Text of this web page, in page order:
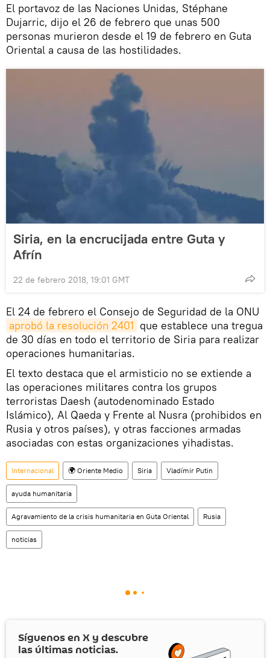
El portavoz de las Naciones Unidas, Stéphane
Dujarric, dijo el 26 de febrero que unas 500
personas murieron desde el 19 de febrero en Guta
Oriental a causa de las hostilidades.
Siria, en la encrucijada entre Guta y
Afrín
22 de febrero 2018, 19:01 GMT
El 24 de febrero el Consejo de Seguridad de la ONU
aprobó la resolución 2401 que establece una tregua
de 30 días en todo el territorio de Siria para realizar
operaciones humanitarias.
El texto destaca que el armisticio no se extiende a
las operaciones militares contra los grupos
terroristas Daesh (autodenominado Estado
Islámico), Al Qaeda y Frente al Nusra (prohibidos en
Rusia y otros países), y otras facciones armadas
asociadas con estas organizaciones yihadistas.
Internacional 🌍 Oriente Medio Siria Vladímir Putin
ayuda humanitaria
Agravamiento de la crisis humanitaria en Guta Oriental Rusia
noticias
Síguenos en X y descubre
las últimas noticias.